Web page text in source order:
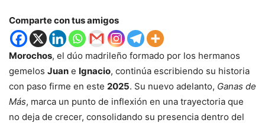
Comparte con tus amigos
Morochos, el dúo madrileño formado por los hermanos
gemelos Juan e Ignacio, continúa escribiendo su historia
con paso firme en este 2025. Su nuevo adelanto, Ganas de
Más, marca un punto de inflexión en una trayectoria que
no deja de crecer, consolidando su presencia dentro del